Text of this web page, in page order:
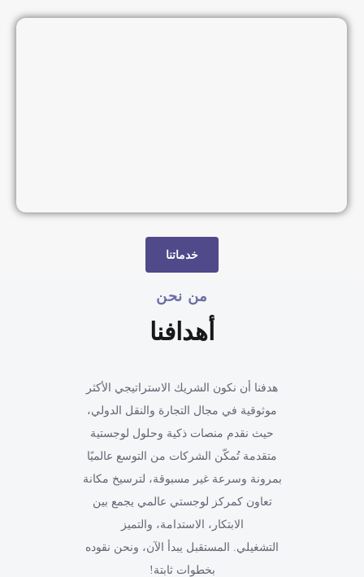
خدماتنا
من نحن
أهدافنا
هدفنا أن نكون الشريك الاستراتيجي الأكثر
موثوقية في مجال التجارة والنقل الدولي،
حيث نقدم منصات ذكية وحلول لوجستية
متقدمة تُمكّن الشركات من التوسع عالميًا
بمرونة وسرعة غير مسبوقة، لترسيخ مكانة
تعاون كمركز لوجستي عالمي يجمع بين
الابتكار، الاستدامة، والتميز
التشغيلي. المستقبل يبدأ الآن، ونحن نقوده
بخطوات ثابتة!